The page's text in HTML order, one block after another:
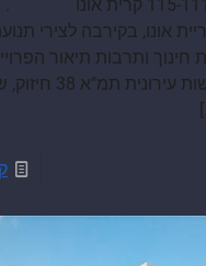
הפרוייקט: צה"ל 115-111 קרית
115-111 קריית אונו, בקירבה לצירי
חינוך ותרבות תיאור
במסגרת התחדשות עירונית